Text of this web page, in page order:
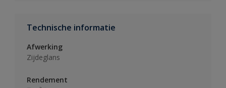
Technische informatie
Afwerking
Zijdeglans
Rendement